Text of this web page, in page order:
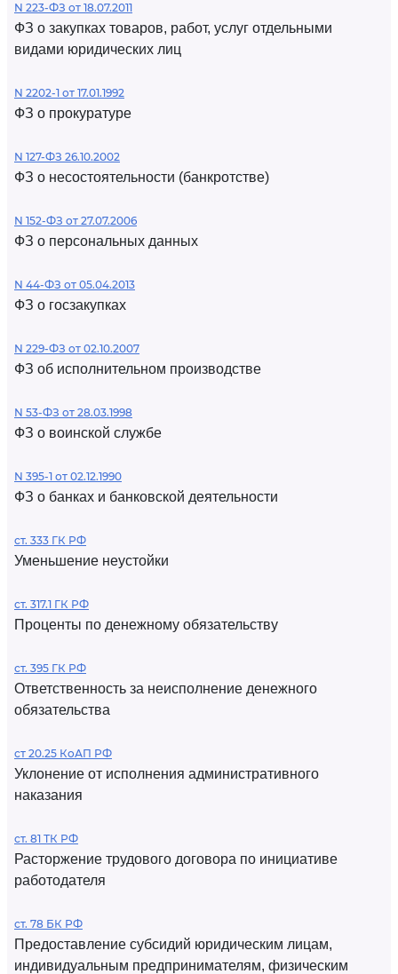
N 223-ФЗ от 18.07.2011
ФЗ о закупках товаров, работ, услуг отдельными
видами юридических лиц
N 2202-1 от 17.01.1992
ФЗ о прокуратуре
N 127-ФЗ 26.10.2002
ФЗ о несостоятельности (банкротстве)
N 152-ФЗ от 27.07.2006
ФЗ о персональных данных
N 44-ФЗ от 05.04.2013
ФЗ о госзакупках
N 229-ФЗ от 02.10.2007
ФЗ об исполнительном производстве
N 53-ФЗ от 28.03.1998
ФЗ о воинской службе
N 395-1 от 02.12.1990
ФЗ о банках и банковской деятельности
ст. 333 ГК РФ
Уменьшение неустойки
ст. 317.1 ГК РФ
Проценты по денежному обязательству
ст. 395 ГК РФ
Ответственность за неисполнение денежного
обязательства
ст 20.25 КоАП РФ
Уклонение от исполнения административного
наказания
ст. 81 ТК РФ
Расторжение трудового договора по инициативе
работодателя
ст. 78 БК РФ
Предоставление субсидий юридическим лицам,
индивидуальным предпринимателям, физическим